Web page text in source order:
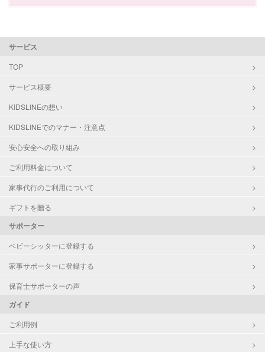
サービス
TOP
サービス概要
KIDSLINEの想い
KIDSLINEでのマナー・注意点
安心安全への取り組み
ご利用料金について
家事代行のご利用について
ギフトを贈る
サポーター
ベビーシッターに登録する
家事サポーターに登録する
保育士サポーターの声
ガイド
ご利用例
上手な使い方